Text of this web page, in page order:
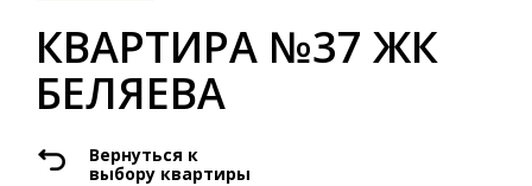
КВАРТИРА №37 ЖК
БЕЛЯЕВА
Вернуться к
выбору квартиры